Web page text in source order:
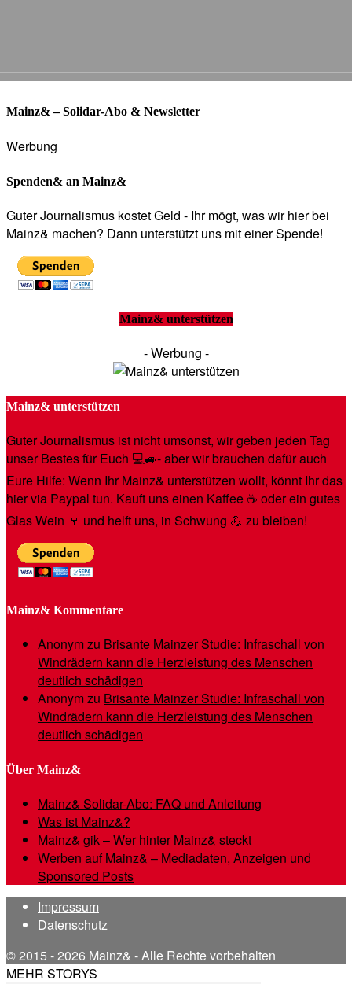
Mainz& – Solidar-Abo & Newsletter
Werbung
Spenden& an Mainz&
Guter Journalismus kostet Geld - Ihr mögt, was wir hier bei
Mainz& machen? Dann unterstützt uns mit einer Spende!
Mainz& unterstützen
- Werbung -
Mainz& unterstützen
Guter Journalismus ist nicht umsonst, wir geben jeden Tag
unser Bestes für Euch 💻🚙- aber wir brauchen dafür auch
Eure Hilfe: Wenn Ihr Mainz& unterstützen wollt, könnt Ihr das
hier via Paypal tun. Kauft uns einen Kaffee ☕️ oder ein gutes
Glas Wein 🍷 und helft uns, in Schwung 💪 zu bleiben!
Mainz& Kommentare
Anonymzu Brisante Mainzer Studie: Infraschall von
Windrädern kann die Herzleistung des Menschen
deutlich schädigen
Anonymzu Brisante Mainzer Studie: Infraschall von
Windrädern kann die Herzleistung des Menschen
deutlich schädigen
Über Mainz&
Mainz& Solidar-Abo: FAQ und Anleitung
Was ist Mainz&?
Mainz& gik – Wer hinter Mainz& steckt
Werben auf Mainz& – Mediadaten, Anzeigen und
Sponsored Posts
Impressum
Datenschutz
© 2015 - 2026 Mainz& - Alle Rechte vorbehalten
MEHR STORYS